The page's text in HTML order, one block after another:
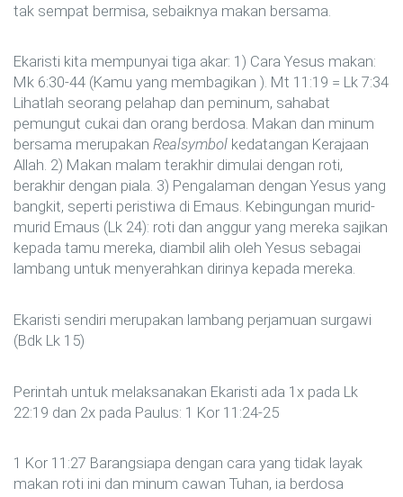
tak sempat bermisa, sebaiknya makan bersama.
Ekaristi kita mempunyai tiga akar: 1) Cara Yesus makan:
Mk 6:30-44 (Kamu yang membagikan ). Mt 11:19 = Lk 7:34
Lihatlah seorang pelahap dan peminum, sahabat
pemungut cukai dan orang berdosa. Makan dan minum
bersama merupakan Realsymbol kedatangan Kerajaan
Allah. 2) Makan malam terakhir dimulai dengan roti,
berakhir dengan piala. 3) Pengalaman dengan Yesus yang
bangkit, seperti peristiwa di Emaus. Kebingungan murid-
murid Emaus (Lk 24): roti dan anggur yang mereka sajikan
kepada tamu mereka, diambil alih oleh Yesus sebagai
lambang untuk menyerahkan dirinya kepada mereka.
Ekaristi sendiri merupakan lambang perjamuan surgawi
(Bdk Lk 15)
Perintah untuk melaksanakan Ekaristi ada 1x pada Lk
22:19 dan 2x pada Paulus: 1 Kor 11:24-25
1 Kor 11:27 Barangsiapa dengan cara yang tidak layak
makan roti ini dan minum cawan Tuhan, ia berdosa